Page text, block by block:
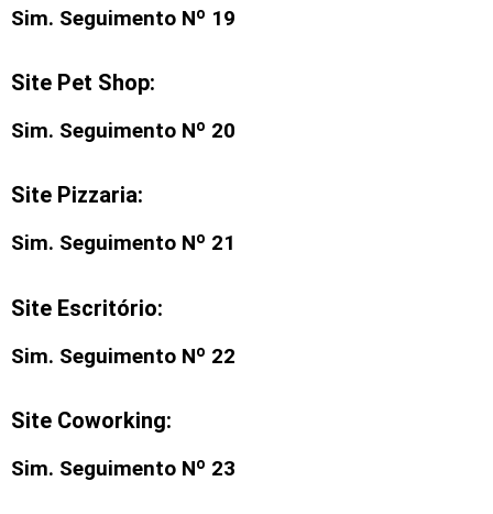
Sim. Seguimento Nº 19
Site Pet Shop:
Sim. Seguimento Nº 20
Site Pizzaria:
Sim. Seguimento Nº 21
Site Escritório:
Sim. Seguimento Nº 22
Site Coworking:
Sim. Seguimento Nº 23